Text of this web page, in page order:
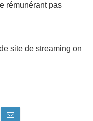
rémunérant pas
site de streaming on